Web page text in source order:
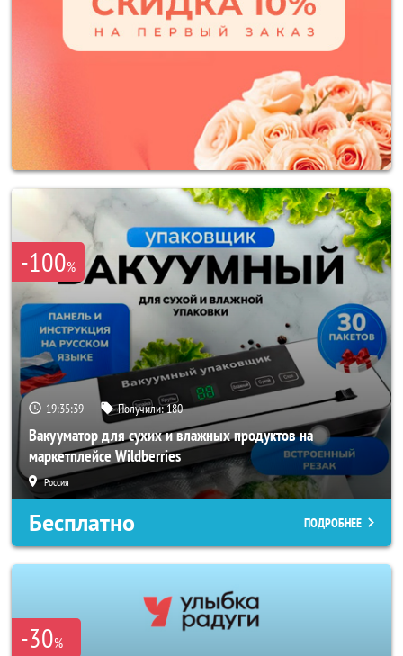
-100%
19:35:37 Получили:180
Вакууматор для сухих и влажных продуктов на
маркетплейсе Wildberries
Россия
Бесплатно ПОДРОБНЕЕ
-30%